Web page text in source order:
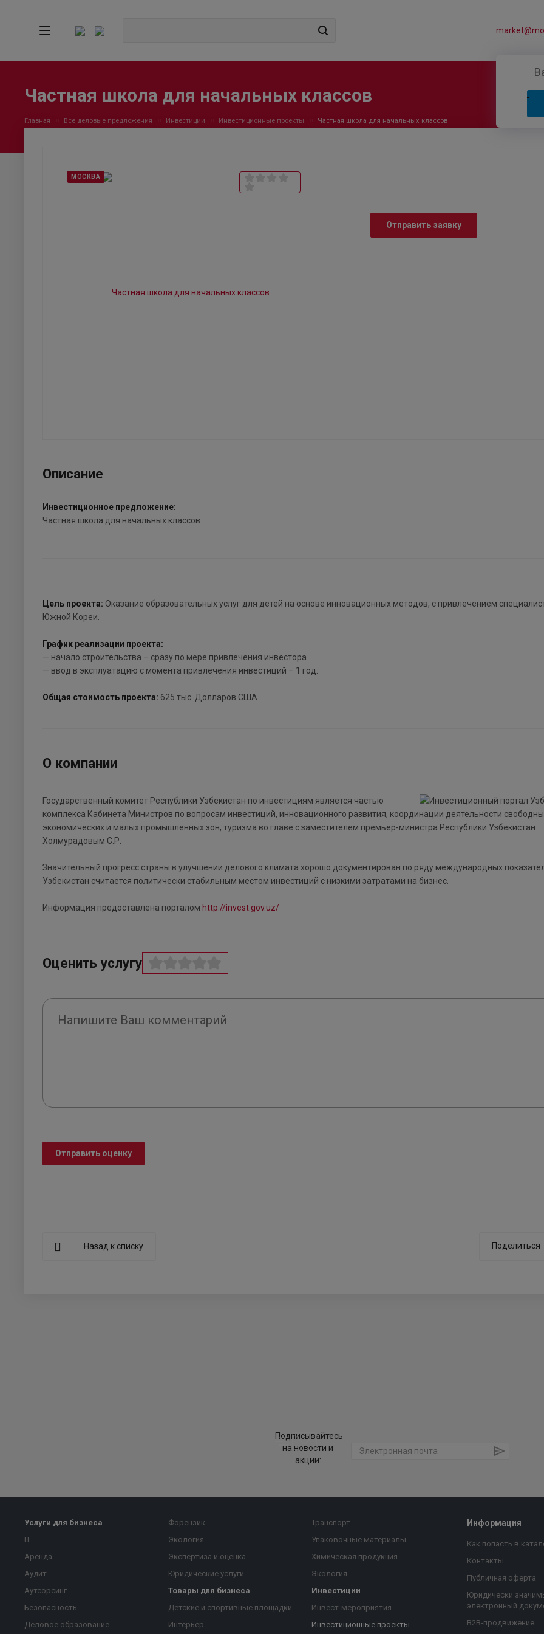
Частная школа для начальных классов
Главная Все деловые предложения Инвестиции Инвестиционные проекты Частная школа для начальных классов
МОСКВА
Отправить заявку
Описание
Инвестиционное предложение:
Частная школа для начальных классов.
Цель проекта: Оказание образовательных услуг для детей на основе инновационных методов, с привлечением
Южной Кореи.
График реализации проекта:
— начало строительства – сразу по мере привлечения инвестора
— ввод в эксплуатацию с момента привлечения инвестиций – 1 год.
Общая стоимость проекта: 625 тыс. Долларов США
О компании
Государственный комитет Республики Узбекистан по инвестициям является частью
комплекса Кабинета Министров по вопросам инвестиций, инновационного развития, координации деятельности
экономических и малых промышленных зон, туризма во главе с заместителем премьер-министра Республики Узбекистан
Холмурадовым С.Р.
Значительный прогресс страны в улучшении делового климата хорошо документирован по ряду международных
Узбекистан считается политически стабильным местом инвестиций с низкими затратами на бизнес.
Информация предоставлена порталом http://invest.gov.uz/
Оценить услугу
Отправить оценку
Поделиться
Назад к списку
Подписывайтесь
на новости и
акции:
Услуги для бизнеса
IT
Аренда
Аудит
Аутсорсинг
Безопасность
Деловое образование
Форензик
Экология
Экспертиза и оценка
Юридические услуги
Товары для бизнеса
Детские и спортивные площадки
Интерьер
Транспорт
Упаковочные материалы
Химическая продукция
Экология
Инвестиции
Инвест-мероприятия
Инвестиционные проекты
Информация
Как попасть в
Контакты
Публичная оферта
Юридически
электронный
B2B-продвижение